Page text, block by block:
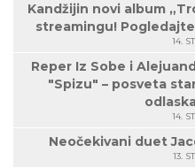
Kandžijin novi album
streamingu!
14.
Reper Iz Sobe i
"Spizu" – posveta
14.
Neočekivani duet
13.